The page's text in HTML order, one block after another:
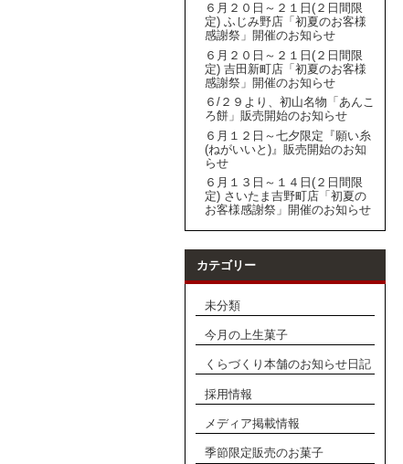
６月２０日～２１日(２日間限
定) ふじみ野店「初夏のお客様
感謝祭」開催のお知らせ
６月２０日～２１日(２日間限
定) 吉田新町店「初夏のお客様
感謝祭」開催のお知らせ
６/２９より、初山名物「あんこ
ろ餅」販売開始のお知らせ
６月１２日～七夕限定『願い糸
(ねがいいと)』販売開始のお知
らせ
６月１３日～１４日(２日間限
定) さいたま吉野町店「初夏の
お客様感謝祭」開催のお知らせ
カテゴリー
未分類
今月の上生菓子
くらづくり本舗のお知らせ日記
採用情報
メディア掲載情報
季節限定販売のお菓子